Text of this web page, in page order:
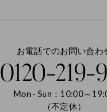
お電話でのお問い合わ
0120-219-
Mon - Sun：10:00～
（不定休）